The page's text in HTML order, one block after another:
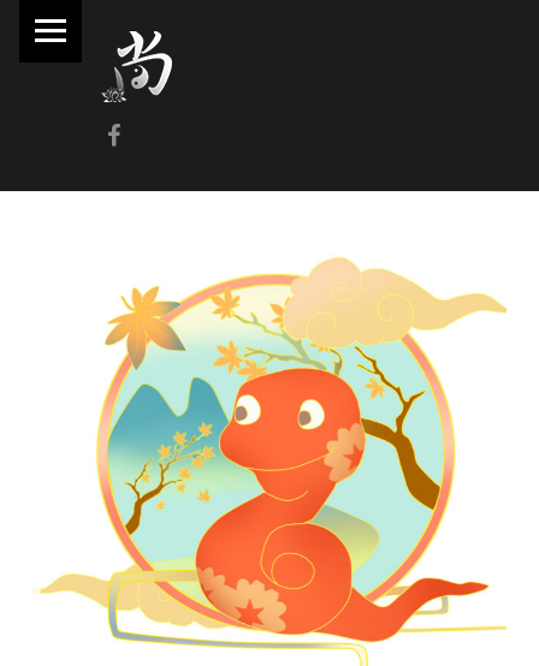
尚
門
風
水
命
理
林師傅(Sammy Lam) 玄學顧問-奇門遁甲流年問事、增運、調整風水
Facebook